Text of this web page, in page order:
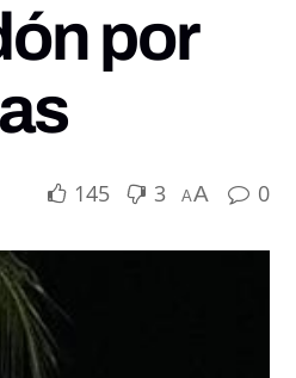
por
145 3 AA 0